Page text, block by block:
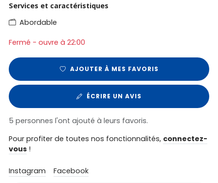
Services et caractéristiques
Abordable
Fermé - ouvre à 22:00
AJOUTER À MES FAVORIS
ÉCRIRE UN AVIS
5 personnes l'ont ajouté à leurs favoris.
Pour profiter de toutes nos fonctionnalités, connectez-
vous !
Instagram Facebook